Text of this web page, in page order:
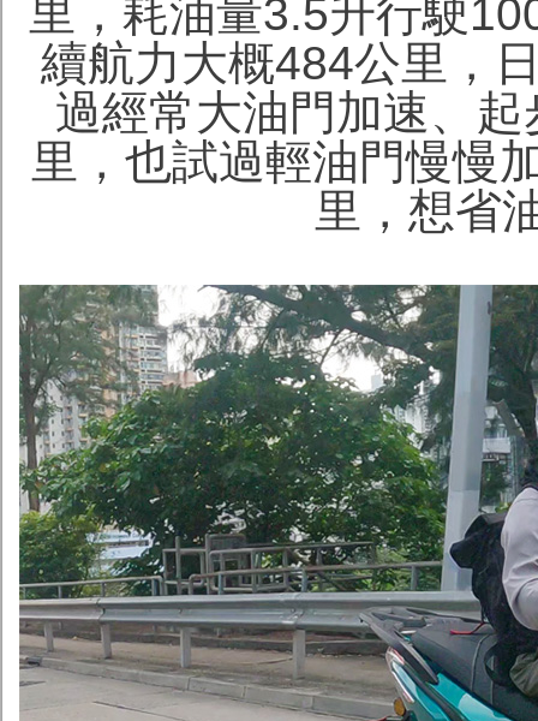
里，耗油量3.5升行駛
續航力大概484公里，
過經常大油門加速、
里，也試過輕油門慢慢
里，想省